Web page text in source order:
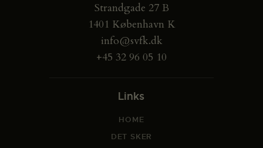
Strandgade 27 B
1401 København K
info@svfk.dk
+45 32 96 05 10
Links
HOME
DET SKER